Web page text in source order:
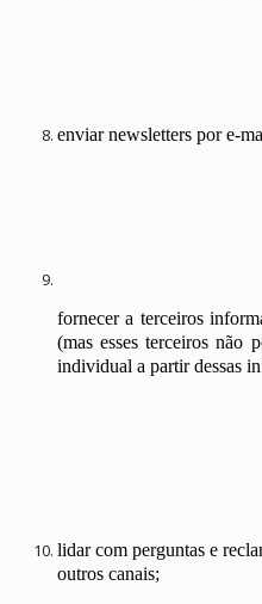
enviar newsletters por e-
fornecer a terceiros
(mas esses terceiros não
individual a partir dessas
lidar com perguntas e
outros canais;